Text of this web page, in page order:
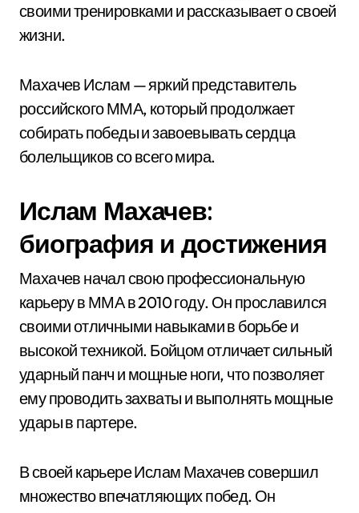
своими тренировками и рассказывает о своей
жизни.
Махачев Ислам — яркий представитель
российского ММА, который продолжает
собирать победы и завоевывать сердца
болельщиков со всего мира.
Ислам Махачев:
биография и достижения
Махачев начал свою профессиональную
карьеру в ММА в 2010 году. Он прославился
своими отличными навыками в борьбе и
высокой техникой. Бойцом отличает сильный
ударный панч и мощные ноги, что позволяет
ему проводить захваты и выполнять мощные
удары в партере.
В своей карьере Ислам Махачев совершил
множество впечатляющих побед. Он